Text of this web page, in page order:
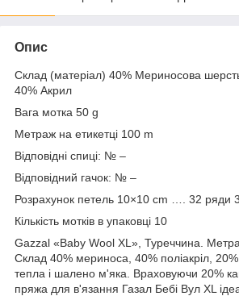
Опис
Склад (матеріал) 40% Мериносова
40% Акрил
Вага мотка 50 g
Метраж на етикетці 100 m
Відповідні спиці: № –
Відповідний гачок: № –
Розрахунок петель 10×10 cm …. 32 ряди
Кількість мотків в упаковці 10
Gazzal «Baby Wool XL», Туреччина.
Склад 40% мериноса, 40% поліакріл,
тепла і шалено м'яка. Враховуючи 20%
пряжа для в'язання Газал Бебі Вул ХL